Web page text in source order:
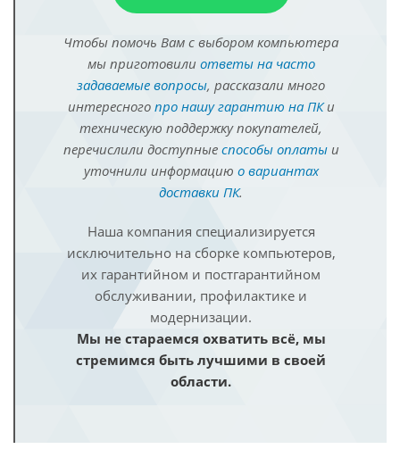
Чтобы помочь Вам с выбором компьютера
мы приготовили ответы на часто
задаваемые вопросы, рассказали много
интересного про нашу гарантию на ПКи
техническую поддержку покупателей,
перечислили доступные способы оплатыи
уточнили информацию о вариантах
доставки ПК.
Наша компания специализируется
исключительно на сборке компьютеров,
их гарантийном и постгарантийном
обслуживании, профилактике и
модернизации.
Мы не стараемся охватить всё, мы
стремимся быть лучшими в своей
области.